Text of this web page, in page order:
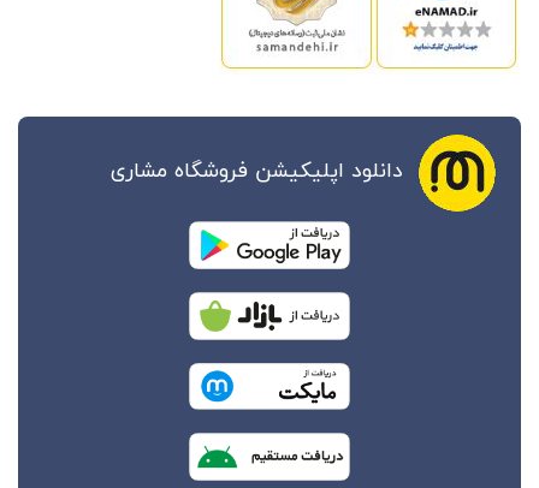
دانلود اپلیکیشن فروشگاه مشاری